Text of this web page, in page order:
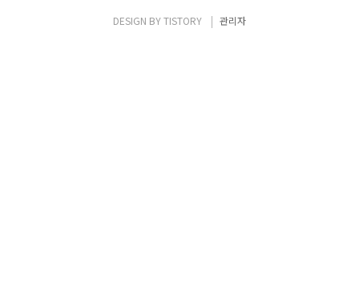
DESIGN BYTISTORY 관리자